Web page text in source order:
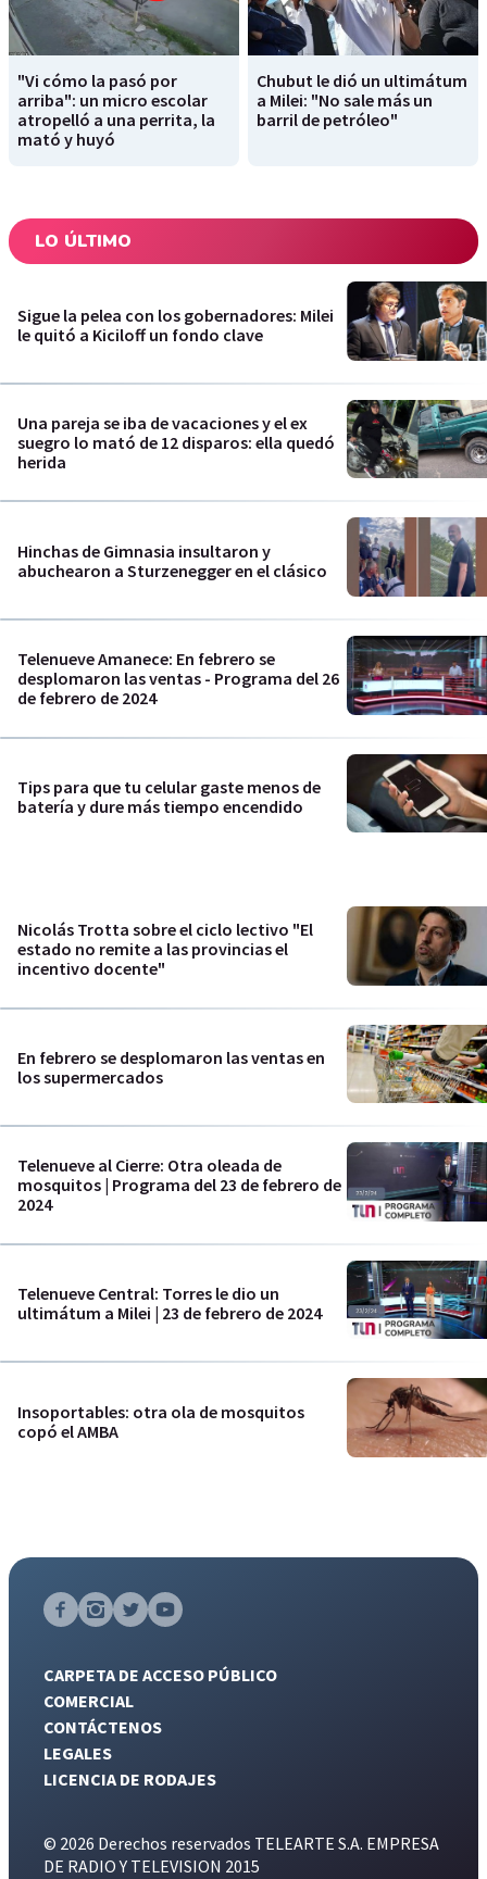
"Vi cómo la pasó por
arriba": un micro escolar
atropelló a una perrita, la
mató y huyó
Chubut le dió un ultimátum
a Milei: "No sale más un
barril de petróleo"
LO ÚLTIMO
Sigue la pelea con los gobernadores: Milei
le quitó a Kiciloff un fondo clave
Una pareja se iba de vacaciones y el ex
suegro lo mató de 12 disparos: ella quedó
herida
Hinchas de Gimnasia insultaron y
abuchearon a Sturzenegger en el clásico
Telenueve Amanece: En febrero se
desplomaron las ventas - Programa del 26
de febrero de 2024
Tips para que tu celular gaste menos de
batería y dure más tiempo encendido
Nicolás Trotta sobre el ciclo lectivo "El
estado no remite a las provincias el
incentivo docente"
En febrero se desplomaron las ventas en
los supermercados
Telenueve al Cierre: Otra oleada de
mosquitos | Programa del 23 de febrero de
2024
Telenueve Central: Torres le dio un
ultimátum a Milei | 23 de febrero de 2024
Insoportables: otra ola de mosquitos
copó el AMBA
CARPETA DE ACCESO PÚBLICO
COMERCIAL
CONTÁCTENOS
LEGALES
LICENCIA DE RODAJES
© 2026 Derechos reservados TELEARTE S.A. EMPRESA
DE RADIO Y TELEVISION 2015